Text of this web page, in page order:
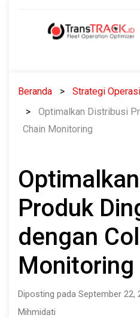
Beranda
Strategi
Optimalkan Distribusi
Chain Monitoring
Produk
dengan
Monitoring
Diposting pada September 22,
Mihmidati